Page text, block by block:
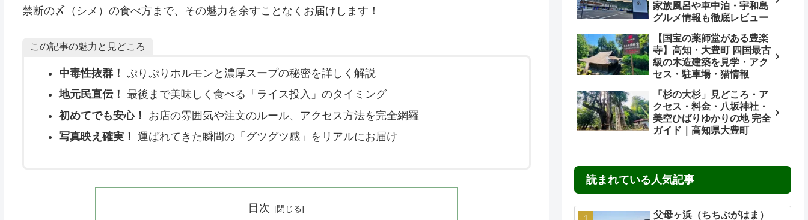
禁断の〆（シメ）の食べ方まで、その魅力を余すことなくお届けします！
この記事の魅力と見どころ
中毒性抜群！ ぷりぷりホルモンと濃厚スープの秘密を詳しく解説
地元民直伝！ 最後まで美味しく食べる「ライス投入」のタイミング
初めてでも安心！
お店の雰囲気や注文のルール、アクセス方法を完全網羅
写真映え確実！ 運ばれてきた瞬間の「グツグツ感」をリアルにお届け
目次
家族風呂や車中泊・宇和島
グルメ情報も徹底レビュー
【国宝の薬師堂がある豊楽
寺】高知・大豊町 四国最古
級の木造建築を見学・アク
セス・駐車場・猫情報
「杉の大杉」見どころ・ア
クセス・料金・八坂神社・
美空ひばりゆかりの地 完全
ガイド｜高知県大豊町
読まれている人気記事
父母ヶ浜（ちちぶがはま）